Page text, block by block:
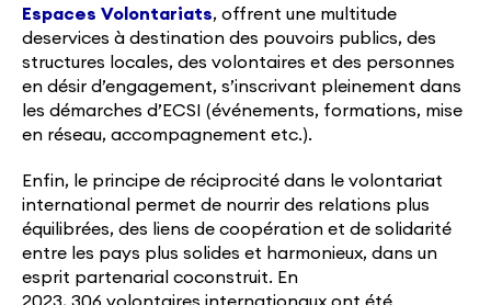
Espaces Volontariats, offrent une multitude
deservices à destination des pouvoirs publics, des
structures locales, des volontaires et des personnes
en désir d’engagement, s’inscrivant pleinement dans
les démarches d’ECSI (événements, formations, mise
en réseau, accompagnement etc.).
Enfin, le principe de réciprocité dans le volontariat
international permet de nourrir des relations plus
équilibrées, des liens de coopération et de solidarité
entre les pays plus solides et harmonieux, dans un
esprit partenarial coconstruit. En
2023, 306 volontaires internationaux ont été